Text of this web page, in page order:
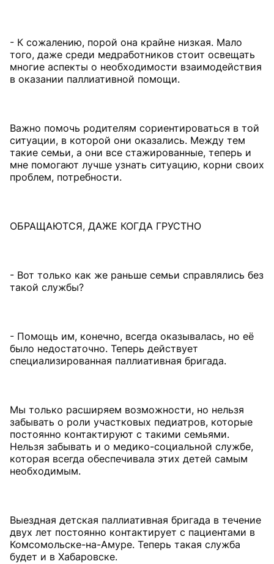
- К сожалению, порой она крайне низкая. Мало
того, даже среди медработников стоит освещать
многие аспекты о необходимости взаимодействия
в оказании паллиативной помощи.
Важно помочь родителям сориентироваться в той
ситуации, в которой они оказались. Между тем
такие семьи, а они все стажированные, теперь и
мне помогают лучше узнать ситуацию, корни своих
проблем, потребности.
ОБРАЩАЮТСЯ, ДАЖЕ КОГДА ГРУСТНО
- Вот только как же раньше семьи справлялись без
такой службы?
- Помощь им, конечно, всегда оказывалась, но её
было недостаточно. Теперь действует
специализированная паллиативная бригада.
Мы только расширяем возможности, но нельзя
забывать о роли участковых педиатров, которые
постоянно контактируют с такими семьями.
Нельзя забывать и о медико-социальной службе,
которая всегда обеспечивала этих детей самым
необходимым.
Выездная детская паллиативная бригада в течение
двух лет постоянно контактирует с пациентами в
Комсомольске-на-Амуре. Теперь такая служба
будет и в Хабаровске.